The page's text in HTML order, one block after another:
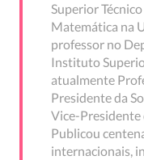
Superior
Matemática na
professor no
Instituto
atualmente
Presidente da
Vice-Presidente
Publicou
internacionais,